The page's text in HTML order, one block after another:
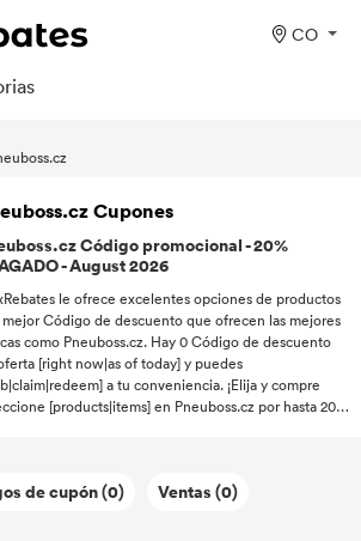
CO
Cupones
Código promocional - 20%
- August 2026
le ofrece excelentes opciones de productos
Código de descuento que ofrecen las mejores
como Pneuboss.cz. Hay 0 Código de descuento
[right now|as of today] y puedes
a tu conveniencia. ¡Elija y compre
[products|items] en Pneuboss.cz por hasta 20%
misma manera porque MaxRebates es su fuente
de cupón (0) Ventas (0)